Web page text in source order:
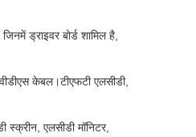
ड्राइवर बोर्ड शामिल है,
केबल।टीएफटी एलसीडी,
स्क्रीन, एलसीडी मॉनिटर,